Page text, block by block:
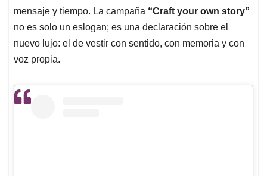
mensaje y tiempo. La campaña “Craft your own story”
no es solo un eslogan; es una declaración sobre el
nuevo lujo: el de vestir con sentido, con memoria y con
voz propia.